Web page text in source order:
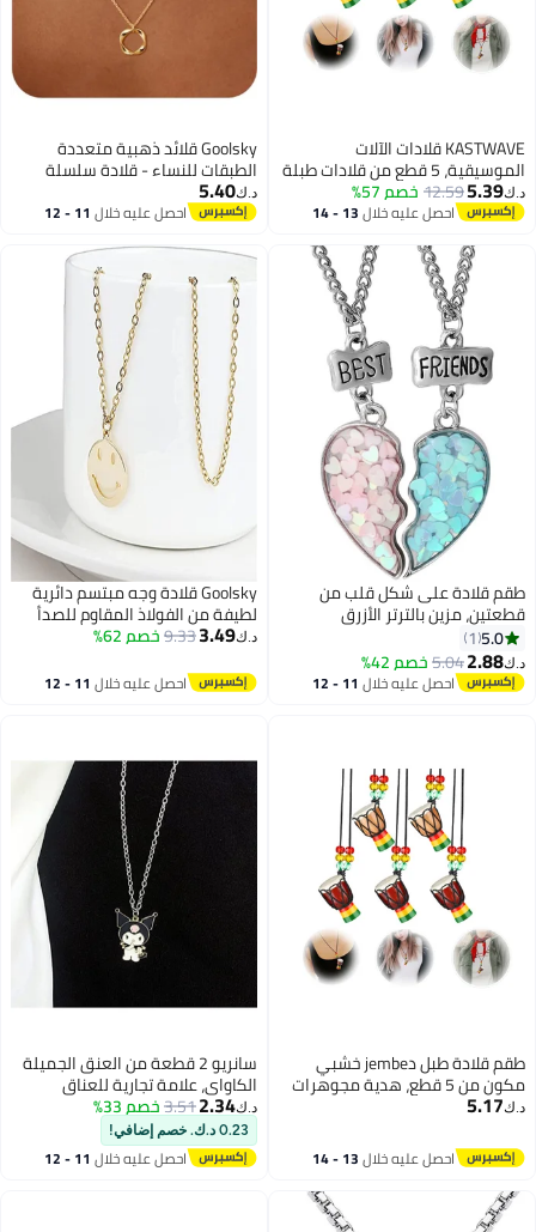
KASTWAVE قلادات الآلات
الموسيقية، 5 قطع من قلادات طبلة
دجمبي الكلاسيكية الخشبية، قلادة
صغيرة على شكل طبلة أفريقية
والبالغين، هدايا مدرسية
د.ك‏5.39
12.59خصم 57%
احصل عليه خلال 13 - 14
Goolsky قلائد ذهبية متعددة
الطبقات للنساء - قلادة سلسلة
رقيقة قابلة للتكديس، قلادة عصرية،
مجموعة مجوهرات عصرية، هدايا
د.ك‏5.40
احصل عليه خلال 11 - 12
طقم قلادة على شكل قلب من
قطعتين، مزين بالترتر الأزرق
والوردي، هدية مثالية للصديقات
المراهقات.
5.0
1
د.ك‏2.88
5.04خصم 42%
احصل عليه خلال 11 - 12
Goolsky قلادة وجه مبتسم دائرية
لطيفة من الفولاذ المقاوم للصدأ
للنساء والفتيات
د.ك‏3.49
9.33خصم 62%
احصل عليه خلال 11 - 12
طقم قلادة طبل دjembe خشبي
مكون من 5 قطع، هدية مجوهرات
إيقاع أفريقية للأطفال والبالغين في
د.ك‏5.17
احصل عليه خلال 13 - 14
سانريو 2 قطعة من العنق الجميلة
الكاواي، علامة تجارية للعناق
الصديق المقرب، إكسسوار جمالي،
هدية لصديقة الأفضل أو صديق
الأفضل للبنات في سن المراهقة
د.ك‏2.34
3.51خصم 33%
0.23 د.ك. خصم إضافي!
احصل عليه خلال 11 - 12